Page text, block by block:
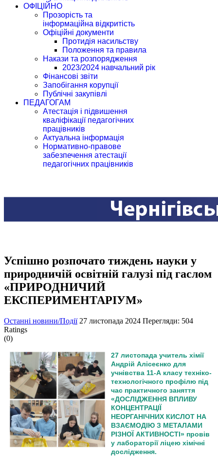
ОФІЦІЙНО
Прозорість та
інформаційна відкритість
Офіційні документи
Протидія насильству
Положення та правила
Накази та розпорядження
2023/2024 навчальний рік
Фінансові звіти
Запобігання корупції
Публічні закупівлі
ПЕДАГОГАМ
Атестація і підвишення
кваліфікації педагогічних
працівників
Актуальна інформація
Нормативно-правове
забезпечення атестації
педагогічних працівників
Успішно розпочато тиждень науки у
природничій освітній галузі під гаслом
«ПРИРОДНИЧИЙ
ЕКСПЕРИМЕНТАРІУМ»
Останні новини/Події 27 листопада 2024 Перегляди: 504
Ratings
(0)
27 листопада учитель хімії
Андрій Алісеєнко для
учнівства 11-А класу техніко-
технологічного профілю під
час практичного заняття
«ДОСЛІДЖЕННЯ ВПЛИВУ
КОНЦЕНТРАЦІЇ
НЕОРГАНІЧНИХ КИСЛОТ НА
ВЗАЄМОДІЮ З МЕТАЛАМИ
РІЗНОЇ АКТИВНОСТІ» провів
у лабораторії ліцею хімічні
дослідження.